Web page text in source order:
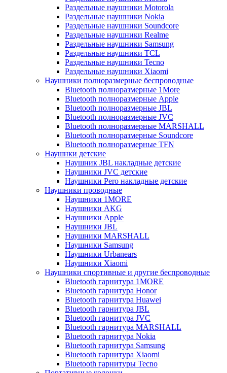
Раздельные наушники Motorola
Раздельные наушники Nokia
Раздельные наушники Soundcore
Раздельные наушники Realme
Раздельные наушники Samsung
Раздельные наушники TCL
Раздельные наушники Tecno
Раздельные наушники Xiaomi
Наушники полноразмерные беспроводные
Bluetooth полноразмерные 1More
Bluetooth полноразмерные Apple
Bluetooth полноразмерные JBL
Bluetooth полноразмерные JVC
Bluetooth полноразмерные MARSHALL
Bluetooth полноразмерные Soundcore
Bluetooth полноразмерные TFN
Наушнки детские
Наушник JBL накладные детские
Наушники JVC детские
Наушники Pero накладные детские
Наушники проводные
Наушники 1MORE
Наушники AKG
Наушники Apple
Наушники JBL
Наушники MARSHALL
Наушники Samsung
Наушники Urbanears
Наушники Xiaomi
Наушники спортивные и другие беспроводные
Bluetooth гарнитура 1MORE
Bluetooth гарнитура Honor
Bluetooth гарнитура Huawei
Bluetooth гарнитура JBL
Bluetooth гарнитура JVC
Bluetooth гарнитура MARSHALL
Bluetooth гарнитура Nokia
Bluetooth гарнитура Samsung
Bluetooth гарнитура Xiaomi
Bluetooth гарнитуры Tecno